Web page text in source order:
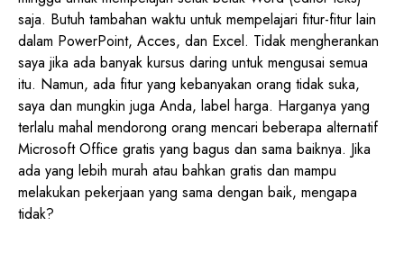
saja. Butuh tambahan waktu untuk mempelajari fitur-fitur lain
dalam PowerPoint, Acces, dan Excel. Tidak mengherankan
saya jika ada banyak kursus daring untuk mengusai semua
itu. Namun, ada fitur yang kebanyakan orang tidak suka,
saya dan mungkin juga Anda, label harga. Harganya yang
terlalu mahal mendorong orang mencari beberapa alternatif
Microsoft Office gratis yang bagus dan sama baiknya. Jika
ada yang lebih murah atau bahkan gratis dan mampu
melakukan pekerjaan yang sama dengan baik, mengapa
tidak?